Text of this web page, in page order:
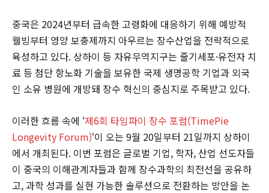
중국은 2024년부터 급속한 고령화에 대응하기 위해 예방적
웰빙부터 영양 보충제까지 아우르는 장수산업을 전략적으로
육성하고 있다. 상하이 등 자유무역지구는 줄기세포·유전자 치
료 등 첨단 항노화 기술을 보유한 국제 생명공학 기업과 외국
인 소유 병원에 개방돼 장수 혁신의 중심지로 주목받고 있다.
이러한 흐름 속에 ‘제6회 타임파이 장수 포럼(TimePie
Longevity Forum)‘이 오는 9월 20일부터 21일까지 상하이
에서 개최된다. 이번 포럼은 글로벌 기업, 학자, 산업 선도자들
이 중국의 이해관계자들과 함께 장수과학의 최전선을 공유하
고, 과학 성과를 실현 가능한 솔루션으로 전환하는 방안을 논